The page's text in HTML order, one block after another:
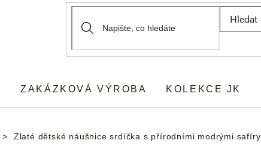
Hledat
ZAKÁZKOVÁ VÝROBA KOLEKCE JK
Zlaté dětské náušnice srdíčka s přírodními modrými safíry